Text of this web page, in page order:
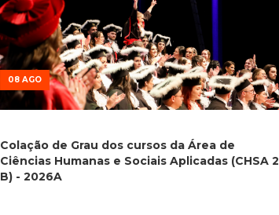
08 AGO
Colação de Grau dos cursos da Área de
Ciências Humanas e Sociais Aplicadas (CHSA 2
B) - 2026A